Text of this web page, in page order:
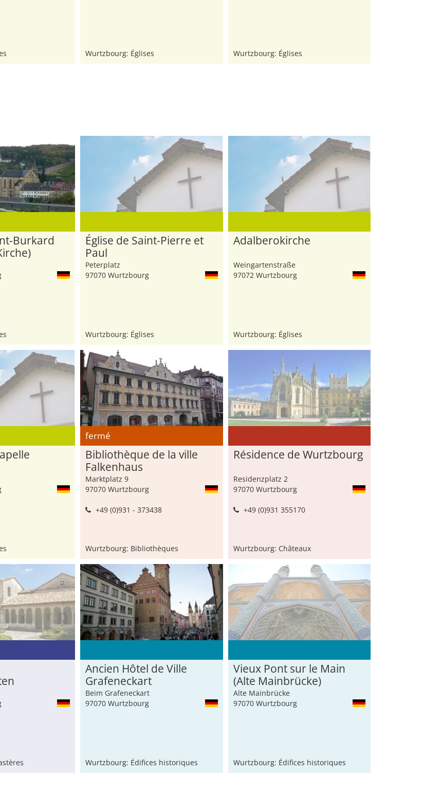
Wurtzbourg: Églises Wurtzbourg: Églises
Burkard
Église de Saint-Pierre et
Paul
Peterplatz
97070 Wurtzbourg
Wurtzbourg: Églises
Adalberokirche
Weingartenstraße
97072 Wurtzbourg
Wurtzbourg: Églises
fermé
Bibliothèque de la ville
Falkenhaus
Marktplatz 9
97070 Wurtzbourg
+49 (0)931 - 373438
Wurtzbourg: Bibliothèques
Résidence de Wurtzbourg
Residenzplatz 2
97070 Wurtzbourg
+49 (0)931 355170
Wurtzbourg: Châteaux
Ancien Hôtel de Ville
Grafeneckart
Beim Grafeneckart
97070 Wurtzbourg
Wurtzbourg: Édifices historiques
Vieux Pont sur le Main
(Alte Mainbrücke)
Alte Mainbrücke
97070 Wurtzbourg
Wurtzbourg: Édifices historiques